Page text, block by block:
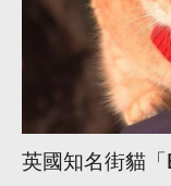
英國知名街貓